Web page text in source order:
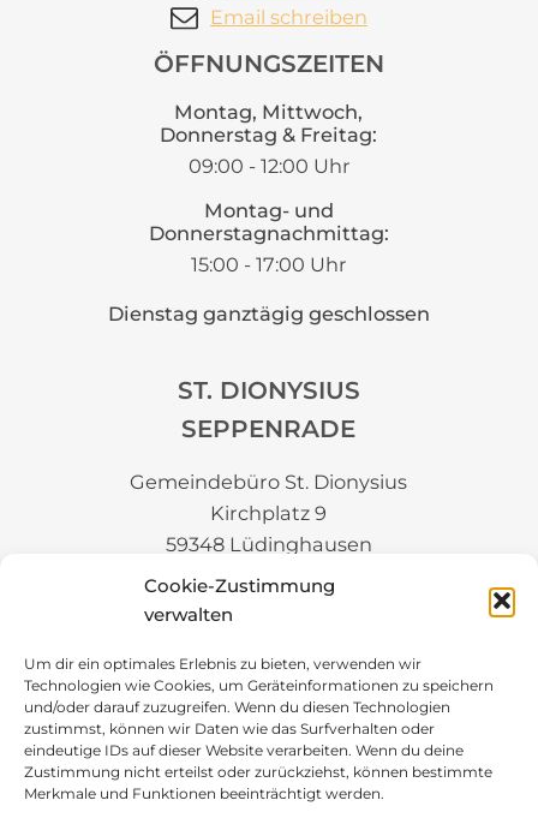
Cookie-Zustimmung
verwalten
Um dir ein optimales Erlebnis zu bieten, verwenden wir
Technologien wie Cookies, um Geräteinformationen zu speichern
und/oder darauf zuzugreifen. Wenn du diesen Technologien
zustimmst, können wir Daten wie das Surfverhalten oder
eindeutige IDs auf dieser Website verarbeiten. Wenn du deine
Zustimmung nicht erteilst oder zurückziehst, können bestimmte
Merkmale und Funktionen beeinträchtigt werden.
Email schreiben
ST. DIONYSIUS
SEPPENRADE
Gemeindebüro St. Dionysius
Kirchplatz 9
59348 Lüdinghausen
02591-98620
Email schreiben
ÖFFNUNGSZEITEN
Montag, Mittwoch,
Donnerstag & Freitag:
09:00 - 12:00 Uhr
Montag- und
Donnerstagnachmittag:
15:00 - 17:00 Uhr
Dienstag ganztägig geschlossen
ÖFFNUNGSZEITEN
Montag:
09:00 - 12:00 Uhr
Donnerstag: